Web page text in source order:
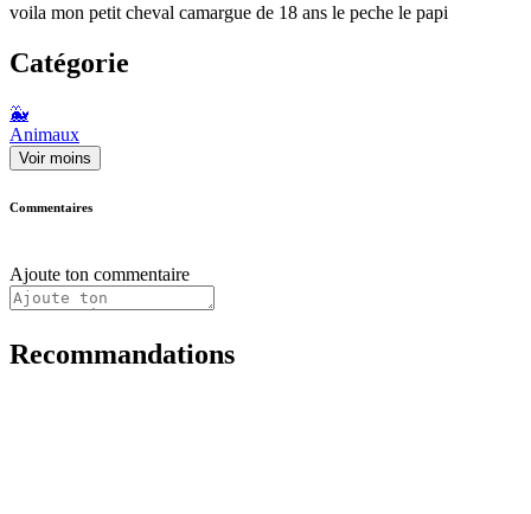
voila mon petit cheval camargue de 18 ans le peche le papi
Catégorie
🐳
Animaux
Voir moins
Commentaires
Ajoute ton commentaire
Recommandations